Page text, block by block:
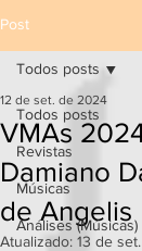
Post
Todos posts
Revistas
Músicas
Análises (Músicas)
Todos posts
VMAs
Damiano
de Angelis
12 de set. de 2024
Atualizado: 13 de